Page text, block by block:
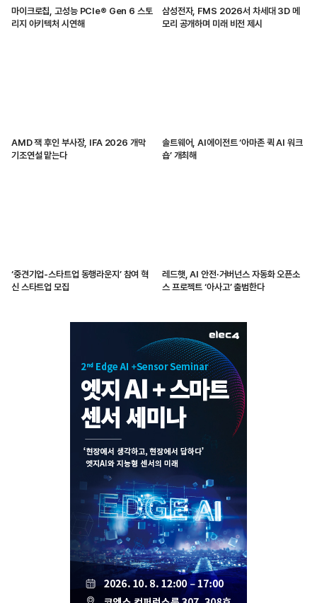
마이크로칩, 고성능 PCIe® Gen 6 스토
리지 아키텍처 시연해
삼성전자, FMS 2026서 차세대 3D 메
모리 공개하며 미래 비전 제시
AMD 잭 후인 부사장, IFA 2026 개막
기조연설 맡는다
솔트웨어, AI에이전트 ‘아마존 퀵 AI 워크
숍’ 개최해
‘중견기업-스타트업 동행라운지’ 참여 혁
신 스타트업 모집
레드햇, AI 안전·거버넌스 자동화 오픈소
스 프로젝트 ‘아사고’ 출범한다